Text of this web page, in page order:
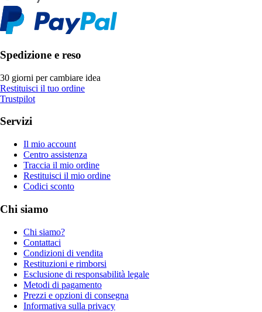
Spedizione e reso
30 giorni per cambiare idea
Restituisci il tuo ordine
Trustpilot
Servizi
Il mio account
Centro assistenza
Traccia il mio ordine
Restituisci il mio ordine
Codici sconto
Chi siamo
Chi siamo?
Contattaci
Condizioni di vendita
Restituzioni e rimborsi
Esclusione di responsabilità legale
Metodi di pagamento
Prezzi e opzioni di consegna
Informativa sulla privacy